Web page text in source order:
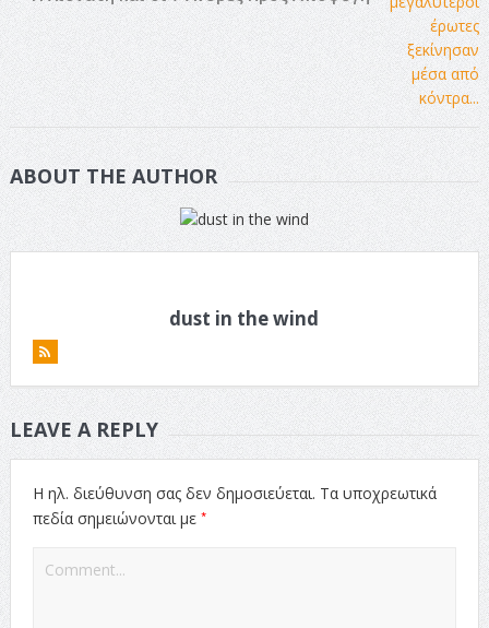
ABOUT THE AUTHOR
dust in the wind
LEAVE A REPLY
Η ηλ. διεύθυνση σας δεν δημοσιεύεται. Τα υποχρεωτικά
πεδία σημειώνονται με *